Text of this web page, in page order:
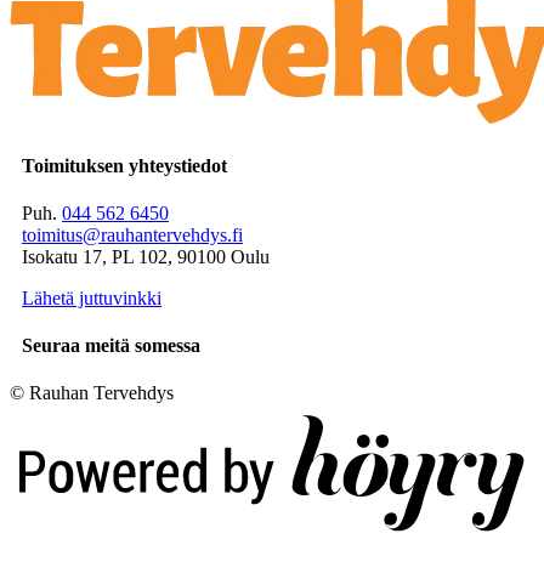
Toimituksen yhteystiedot
Puh. 044 562 6450
toimitus@rauhantervehdys.fi
Isokatu 17, PL 102, 90100 Oulu
Lähetä juttuvinkki
Seuraa meitä somessa
© Rauhan Tervehdys